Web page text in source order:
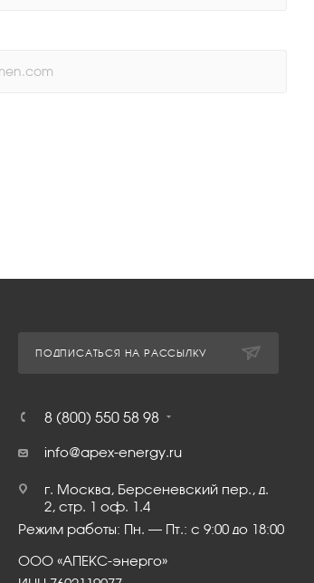
ПОДПИСАТЬСЯ НА РАССЫЛКУ
8 (800) 550 58 98
info@apex-energy.ru
г. Москва, Берсеневский пер., д.
2, стр. 1 оф. 1.4
Режим работы: Пн. – Пт.: с 9:00 до 18:00
ООО «АПЕКС-энерго»